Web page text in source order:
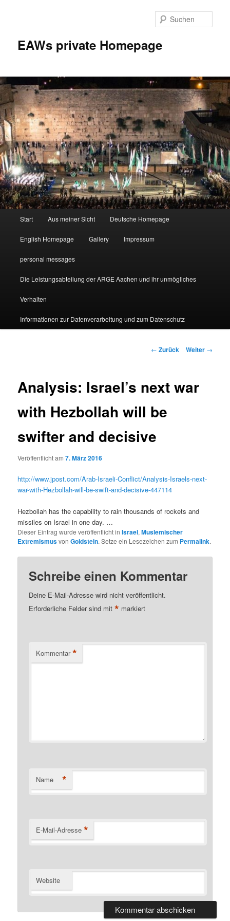
EAWs private Homepage
Start Aus meiner Sicht Deutsche Homepage
English Homepage Gallery Impressum
personal messages
Die Leistungsabteilung der ARGE Aachen und ihr unmögliches
Verhalten
Informationen zur Datenverarbeitung und zum Datenschutz
Beitragsnavigation
← Zurück Weiter →
Analysis: Israel’s next war
with Hezbollah will be
swifter and decisive
Veröffentlicht am7. März 2016
http://www.jpost.com/Arab-Israeli-Conflict/Analysis-Israels-next-
war-with-Hezbollah-will-be-swift-and-decisive-447114
Hezbollah has the capability to rain thousands of rockets and
missiles on Israel in one day. …
Dieser Eintrag wurde veröffentlicht inIsrael,Muslemischer
ExtremismusvonGoldstein. Setze ein Lesezeichen zum Permalink.
Schreibe einen Kommentar
Deine E-Mail-Adresse wird nicht veröffentlicht.
Erforderliche Felder sind mit* markiert
Kommentar *
Name *
E-Mail-Adresse *
Website